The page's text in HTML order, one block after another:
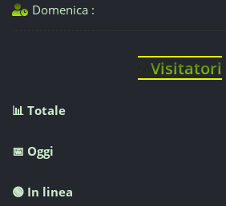
Domenica :
📈Visitatori
📊 Totale
📅 Oggi
🟢 In linea